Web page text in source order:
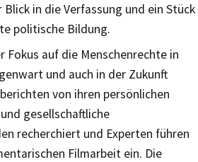
in die Verfassung und ein Stück
politische Bildung.
Fokus auf die Menschenrechte in
und auch in der Zukunft
von ihren persönlichen
gesellschaftliche
recherchiert und Experten führen
Filmarbeit ein. Die